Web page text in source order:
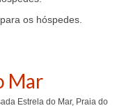
para os hóspedes.
Mar
Estrela do Mar, Praia do